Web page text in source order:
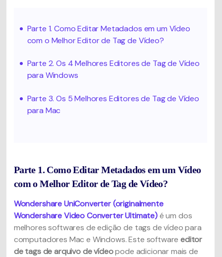
Parte 1. Como Editar Metadados em um Vídeo
com o Melhor Editor de Tag de Vídeo?
Parte 2. Os 4 Melhores Editores de Tag de Vídeo
para Windows
Parte 3. Os 5 Melhores Editores de Tag de Vídeo
para Mac
Parte 1. Como Editar Metadados em um Vídeo
com o Melhor Editor de Tag de Vídeo?
Wondershare UniConverter (originalmente
Wondershare Video Converter Ultimate)é um dos
melhores softwares de edição de tags de vídeo para
computadores Mac e Windows. Este softwareeditor
de tags de arquivo de vídeopode adicionar mais de